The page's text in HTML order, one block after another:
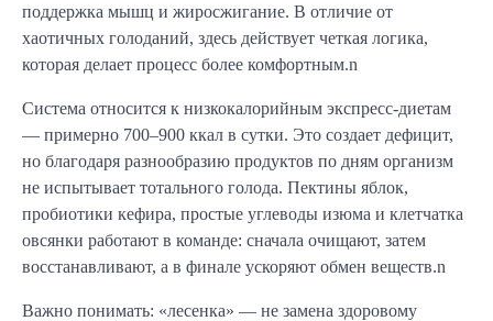
поддержка мышц и жиросжигание. В отличие от
хаотичных голоданий, здесь действует четкая логика,
которая делает процесс более комфортным.n
Система относится к низкокалорийным экспресс-диетам
— примерно 700–900 ккал в сутки. Это создает дефицит,
но благодаря разнообразию продуктов по дням организм
не испытывает тотального голода. Пектины яблок,
пробиотики кефира, простые углеводы изюма и клетчатка
овсянки работают в команде: сначала очищают, затем
восстанавливают, а в финале ускоряют обмен веществ.n
Важно понимать: «лесенка» — не замена здоровому